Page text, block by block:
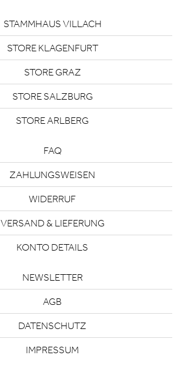
STAMMHAUS VILLACH
STORE KLAGENFURT
STORE GRAZ
STORE SALZBURG
STORE ARLBERG
FAQ
ZAHLUNGSWEISEN
WIDERRUF
VERSAND & LIEFERUNG
KONTO DETAILS
NEWSLETTER
AGB
DATENSCHUTZ
IMPRESSUM